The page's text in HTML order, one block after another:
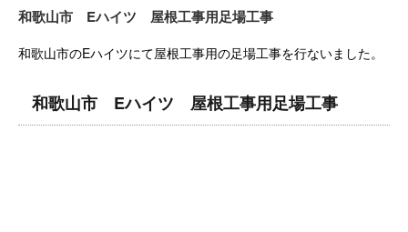
和歌山市 Eハイツ 屋根工事用足場工事
和歌山市のEハイツにて屋根工事用の足場工事を行ないました。
和歌山市 Eハイツ 屋根工事用足場工事